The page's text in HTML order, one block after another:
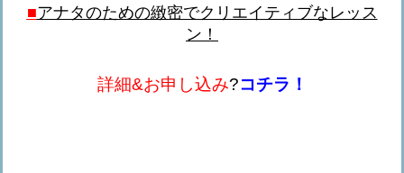
■アナタのための緻密でクリエイティブなレッス
ン！
詳細&お申し込み?コチラ！